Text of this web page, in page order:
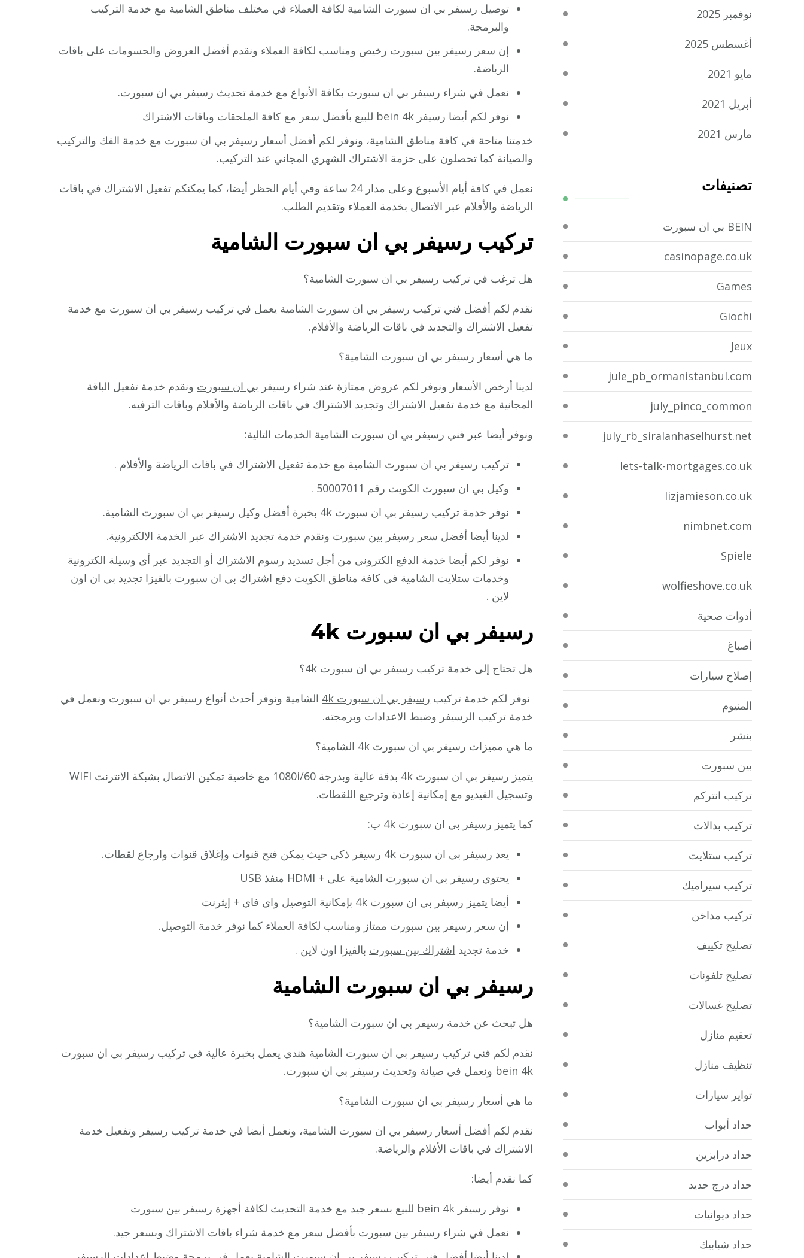
توصيل رسيفر بي ان سبورت الشامية لكافة العملاء في مختلف مناطق الشامية مع خدمة التركيب
والبرمجة.
إن سعر رسيفر بين سبورت رخيص ومناسب لكافة العملاء ونقدم أفضل العروض والحسومات على باقات
الرياضة.
نعمل في شراء رسيفر بي ان سبورت بكافة الأنواع مع خدمة تحديث رسيفر بي ان سبورت.
نوفر لكم أيضا رسيفر bein 4k للبيع بأفضل سعر مع كافة الملحقات وباقات الاشتراك
خدمتنا متاحة في كافة مناطق الشامية، ونوفر لكم أفضل أسعار رسيفر بي ان سبورت مع خدمة الفك والتركيب
والصيانة كما تحصلون على حزمة الاشتراك الشهري المجاني عند التركيب.
نعمل في كافة أيام الأسبوع وعلى مدار 24 ساعة وفي أيام الحظر أيضا، كما يمكنكم تفعيل الاشتراك في باقات
الرياضة والأفلام عبر الاتصال بخدمة العملاء وتقديم الطلب.
تركيب رسيفر بي ان سبورت الشامية
هل ترغب في تركيب رسيفر بي ان سبورت الشامية؟
نقدم لكم أفضل فني تركيب رسيفر بي ان سبورت الشامية يعمل في تركيب رسيفر بي ان سبورت مع خدمة
تفعيل الاشتراك والتجديد في باقات الرياضة والأفلام.
ما هي أسعار رسيفر بي ان سبورت الشامية؟
لدينا أرخص الأسعار ونوفر لكم عروض ممتازة عند شراء رسيفر بي ان سبورت ونقدم خدمة تفعيل الباقة
المجانية مع خدمة تفعيل الاشتراك وتجديد الاشتراك في باقات الرياضة والأفلام وباقات الترفيه.
ونوفر أيضا عبر فني رسيفر بي ان سبورت الشامية الخدمات التالية:
تركيب رسيفر بي ان سبورت الشامية مع خدمة تفعيل الاشتراك في باقات الرياضة والأفلام .
وكيل بي ان سبورت الكويت رقم 50007011 .
نوفر خدمة تركيب رسيفر بي ان سبورت 4k بخبرة أفضل وكيل رسيفر بي ان سبورت الشامية.
لدينا أيضا أفضل سعر رسيفر بين سبورت ونقدم خدمة تجديد الاشتراك عبر الخدمة الالكترونية.
نوفر لكم أيضا خدمة الدفع الكتروني من أجل تسديد رسوم الاشتراك أو التجديد عبر أي وسيلة الكترونية
وخدمات ستلايت الشامية في كافة مناطق الكويت دفع اشتراك بي ان سبورت بالفيزا تجديد بي ان اون
لاين .
رسيفر بي ان سبورت 4k
هل تحتاج إلى خدمة تركيب رسيفر بي ان سبورت 4k؟
نوفر لكم خدمة تركيب رسيفر بي ان سبورت 4k
الشامية ونوفر أحدث أنواع رسيفر بي ان سبورت ونعمل في
خدمة تركيب الرسيفر وضبط الاعدادات وبرمجته.
ما هي مميزات رسيفر بي ان سبورت 4k الشامية؟
يتميز رسيفر بي ان سبورت 4k بدقة عالية وبدرجة 1080i/60 مع خاصية تمكين الاتصال بشبكة الانترنت WIFI
وتسجيل الفيديو مع إمكانية إعادة وترجيع اللقطات.
كما يتميز رسيفر بي ان سبورت 4k ب:
يعد رسيفر بي ان سبورت 4k رسيفر ذكي حيث يمكن فتح قنوات وإغلاق قنوات وارجاع لقطات.
يحتوي رسيفر بي ان سبورت الشامية على + HDMI منفذ USB
أيضا يتميز رسيفر بي ان سبورت 4k بإمكانية التوصيل واي فاي + إيثرنت
إن سعر رسيفر بين سبورت ممتاز ومناسب لكافة العملاء كما نوفر خدمة التوصيل.
خدمة تجديد اشتراك بين سبورت بالفيزا اون لاين .
رسيفر بي ان سبورت الشامية
هل تبحث عن خدمة رسيفر بي ان سبورت الشامية؟
نقدم لكم فني تركيب رسيفر بي ان سبورت الشامية هندي يعمل بخبرة عالية في تركيب رسيفر بي ان سبورت
bein 4k ونعمل في صيانة وتحديث رسيفر بي ان سبورت.
ما هي أسعار رسيفر بي ان سبورت الشامية؟
نقدم لكم أفضل أسعار رسيفر بي ان سبورت الشامية، ونعمل أيضا في خدمة تركيب رسيفر وتفعيل خدمة
الاشتراك في باقات الأفلام والرياضة.
كما نقدم أيضا:
نوفر رسيفر bein 4k للبيع بسعر جيد مع خدمة التحديث لكافة أجهزة رسيفر بين سبورت
نعمل في شراء رسيفر بين سبورت بأفضل سعر مع خدمة شراء باقات الاشتراك وبسعر جيد.
نوفمبر 2025
أغسطس 2025
مايو 2021
أبريل 2021
مارس 2021
تصنيفات
BEIN بي ان سبورت
casinopage.co.uk
Games
Giochi
Jeux
jule_pb_ormanistanbul.com
july_pinco_common
july_rb_siralanhaselhurst.net
lets-talk-mortgages.co.uk
lizjamieson.co.uk
nimbnet.com
Spiele
wolfieshove.co.uk
أدوات صحية
أصباغ
إصلاح سيارات
المنيوم
بنشر
بين سبورت
تركيب انتركم
تركيب بدالات
تركيب ستلايت
تركيب سيراميك
تركيب مداخن
تصليح تكييف
تصليح تلفونات
تصليح غسالات
تعقيم منازل
تنظيف منازل
تواير سيارات
حداد أبواب
حداد درابزين
حداد درج حديد
حداد ديوانيات
حداد شبابيك